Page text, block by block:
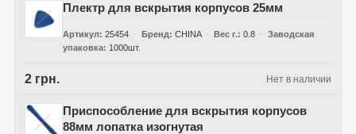
Плектр для вскрытия корпусов 25мм
Артикул 25454 Бренд CHINA Вес г. 0.8
Заводская
упаковка
1000шт.
2 грн. Нет в наличии
Приспособление для вскрытия корпусов
88мм лопатка изогнутая